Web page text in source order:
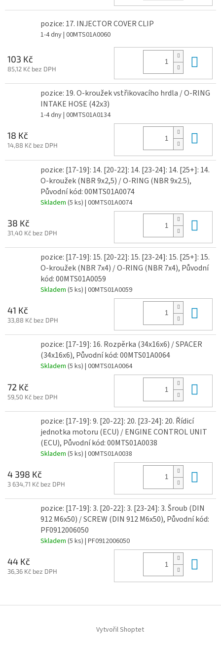
pozice: 17. INJECTOR COVER CLIP
1-4 dny| 00MTS01A0060
103 Kč
85,12 Kč bez DPH
pozice: 19. O-kroužek vstřikovacího hrdla / O-RING
INTAKE HOSE (42x3)
1-4 dny| 00MTS01A0134
18 Kč
14,88 Kč bez DPH
pozice: [17-19]: 14. [20-22]: 14. [23-24]: 14. [25+]: 14.
O-kroužek (NBR 9x2,5) / O-RING (NBR 9x2.5),
Původní kód: 00MTS01A0074
Skladem (5 ks) | 00MTS01A0074
38 Kč
31,40 Kč bez DPH
pozice: [17-19]: 15. [20-22]: 15. [23-24]: 15. [25+]: 15.
O-kroužek (NBR 7x4) / O-RING (NBR 7x4), Původní
kód: 00MTS01A0059
Skladem (5 ks) | 00MTS01A0059
41 Kč
33,88 Kč bez DPH
pozice: [17-19]: 16. Rozpěrka (34x16x6) / SPACER
(34x16x6), Původní kód: 00MTS01A0064
Skladem (5 ks) | 00MTS01A0064
72 Kč
59,50 Kč bez DPH
pozice: [17-19]: 9. [20-22]: 20. [23-24]: 20. Řídicí
jednotka motoru (ECU) / ENGINE CONTROL UNIT
(ECU), Původní kód: 00MTS01A0038
Skladem (5 ks) | 00MTS01A0038
4 398 Kč
3 634,71 Kč bez DPH
pozice: [17-19]: 3. [20-22]: 3. [23-24]: 3. Šroub (DIN
912 M6x50) / SCREW (DIN 912 M6x50), Původní kód:
PF0912006050
Skladem (5 ks) | PF0912006050
44 Kč
36,36 Kč bez DPH
Vytvořil Shoptet